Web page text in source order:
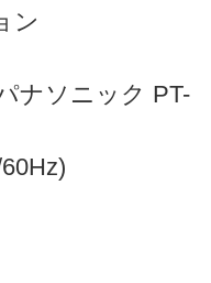
ン
ナソニック PT-